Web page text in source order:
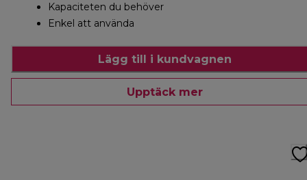
Kapaciteten du behöver
Enkel att använda
Lägg till i kundvagnen
Upptäck mer